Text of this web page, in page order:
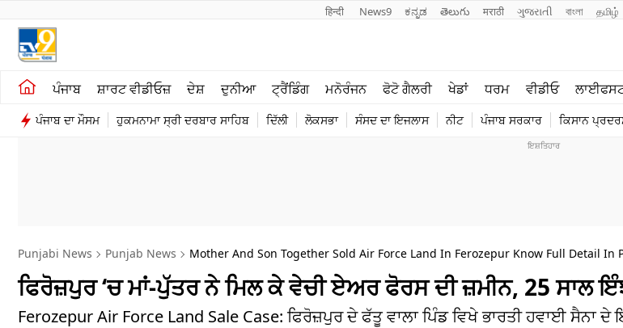
हिन्दी News9 ಕನ್ನಡ తెలుగు मराठी ગુજરાતી বাংলা தமிழ்
ਪੰਜਾਬ ਸ਼ਾਰਟ ਵੀਡੀਓਜ਼ ਦੇਸ਼ ਦੁਨੀਆ ਟ੍ਰੈਂਡਿੰਗ ਮਨੋਰੰਜਨ ਫੋਟੋ ਗੈਲਰੀ ਖੇਡਾਂ ਧਰਮ ਵੀਡੀਓ
ਪੰਜਾਬ ਦਾ ਮੌਸਮ ਹੁਕਮਨਾਮਾ ਸ੍ਰੀ ਦਰਬਾਰ ਸਾਹਿਬ ਦਿੱਲੀ ਲੋਕਸਭਾ ਸੰਸਦ ਦਾ ਇਜਲਾਸ ਨੀਟ ਪੰਜਾਬ ਸਰਕਾਰ ਕਿਸਾਨ
ਖੇਤੀਬਾੜੀ
ਸ਼ਾਰਟ ਵੀਡੀਓਜ਼
ਮਨੋਰੰਜਨ
ਪੰਜਾਬ
Punjabi News Punjab News Mother And Son Together Sold Air Force Land In Ferozepur Know Full Detail In
ਫਿਰੋਜ਼ਪੁਰ ‘ਚ ਮਾਂ-ਪੁੱਤਰ ਨੇ ਮਿਲ ਕੇ ਵੇਚੀ ਏਅਰ ਫੋਰਸ ਦੀ ਜ਼ਮੀਨ, 25 ਸਾਲ
Ferozepur Air Force Land Sale Case: ਫਿਰੋਜ਼ਪੁਰ ਦੇ ਫੱਤੂ ਵਾਲਾ ਪਿੰਡ ਵਿਖੇ ਭਾਰਤੀ ਹਵਾਈ ਸੈਨਾ